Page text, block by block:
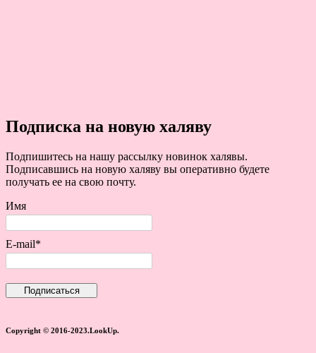
Подписка на новую халяву
Подпишитесь на нашу рассылку новинок халявы.
Подписавшись на новую халяву вы оперативно будете
получать ее на свою почту.
Имя
E-mail*
Copyright © 2016-2023.LookUp.